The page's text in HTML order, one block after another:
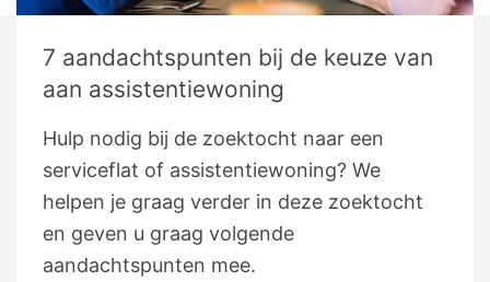
7 aandachtspunten bij de keuze van
aan assistentiewoning
Hulp nodig bij de zoektocht naar een
serviceflat of assistentiewoning? We
helpen je graag verder in deze zoektocht
en geven u graag volgende
aandachtspunten mee.